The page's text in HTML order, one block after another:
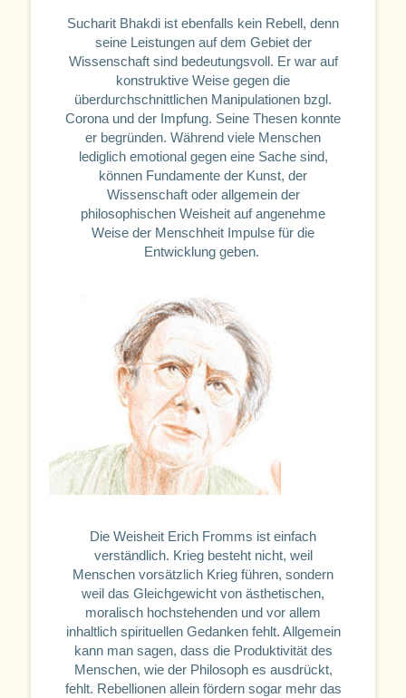
Sucharit Bhakdi ist ebenfalls kein Rebell, denn
seine Leistungen auf dem Gebiet der
Wissenschaft sind bedeutungsvoll. Er war auf
konstruktive Weise gegen die
überdurchschnittlichen Manipulationen bzgl.
Corona und der Impfung. Seine Thesen konnte
er begründen. Während viele Menschen
lediglich emotional gegen eine Sache sind,
können Fundamente der Kunst, der
Wissenschaft oder allgemein der
philosophischen Weisheit auf angenehme
Weise der Menschheit Impulse für die
Entwicklung geben.
Die Weisheit Erich Fromms ist einfach
verständlich. Krieg besteht nicht, weil
Menschen vorsätzlich Krieg führen, sondern
weil das Gleichgewicht von ästhetischen,
moralisch hochstehenden und vor allem
inhaltlich spirituellen Gedanken fehlt. Allgemein
kann man sagen, dass die Produktivität des
Menschen, wie der Philosoph es ausdrückt,
fehlt. Rebellionen allein fördern sogar mehr das